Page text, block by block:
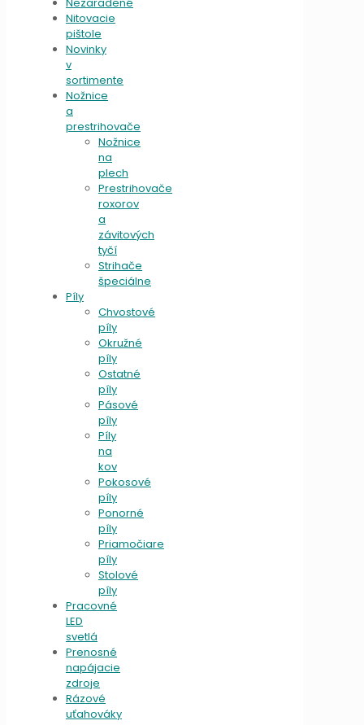
Nitovacie
pištole
Novinky
v
sortimente
Nožnice
a
prestrihovače
Nožnice
na
plech
Prestrihovače
roxorov
a
závitových
tyčí
Strihače
špeciálne
Píly
Chvostové
píly
Okružné
píly
Ostatné
píly
Pásové
píly
Píly
na
kov
Pokosové
píly
Ponorné
píly
Priamočiare
píly
Stolové
píly
Pracovné
LED
svetlá
Prenosné
napájacie
zdroje
Rázové
uťahováky